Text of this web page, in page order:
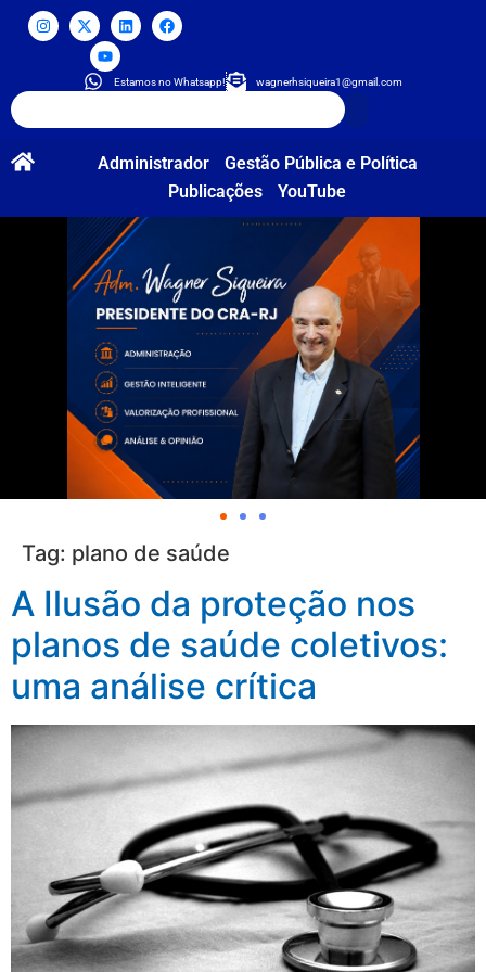
Estamos no Whatsapp! wagnerhsiqueira1@gmail.com
Administrador
Gestão Pública e Política
Publicações
YouTube
Tag: plano de saúde
A Ilusão da proteção nos
planos de saúde coletivos:
uma análise crítica